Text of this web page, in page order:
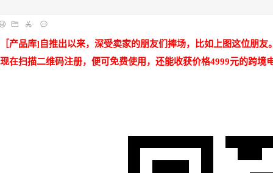
［产品库]自推出以来，深受卖家的朋友们捧场，比如上图这位朋
现在扫描二维码注册，便可免费使用，还能收获价格4999元的跨境